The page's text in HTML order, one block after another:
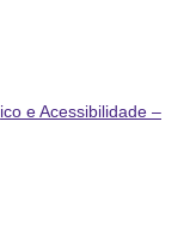
e Acessibilidade –